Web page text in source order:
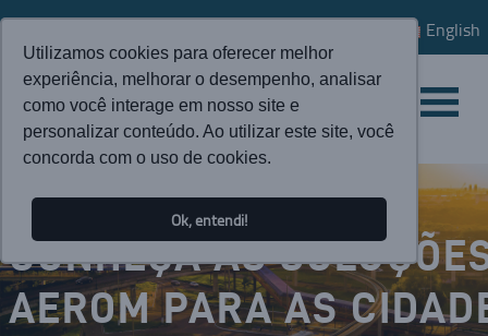
Utilizamos cookies para oferecer melhor
experiência, melhorar o desempenho, analisar
como você interage em nosso site e
personalizar conteúdo. Ao utilizar este site, você
concorda com o uso de cookies.
Ok, entendi!
English
CONHEÇA AS
AEROM PARA AS